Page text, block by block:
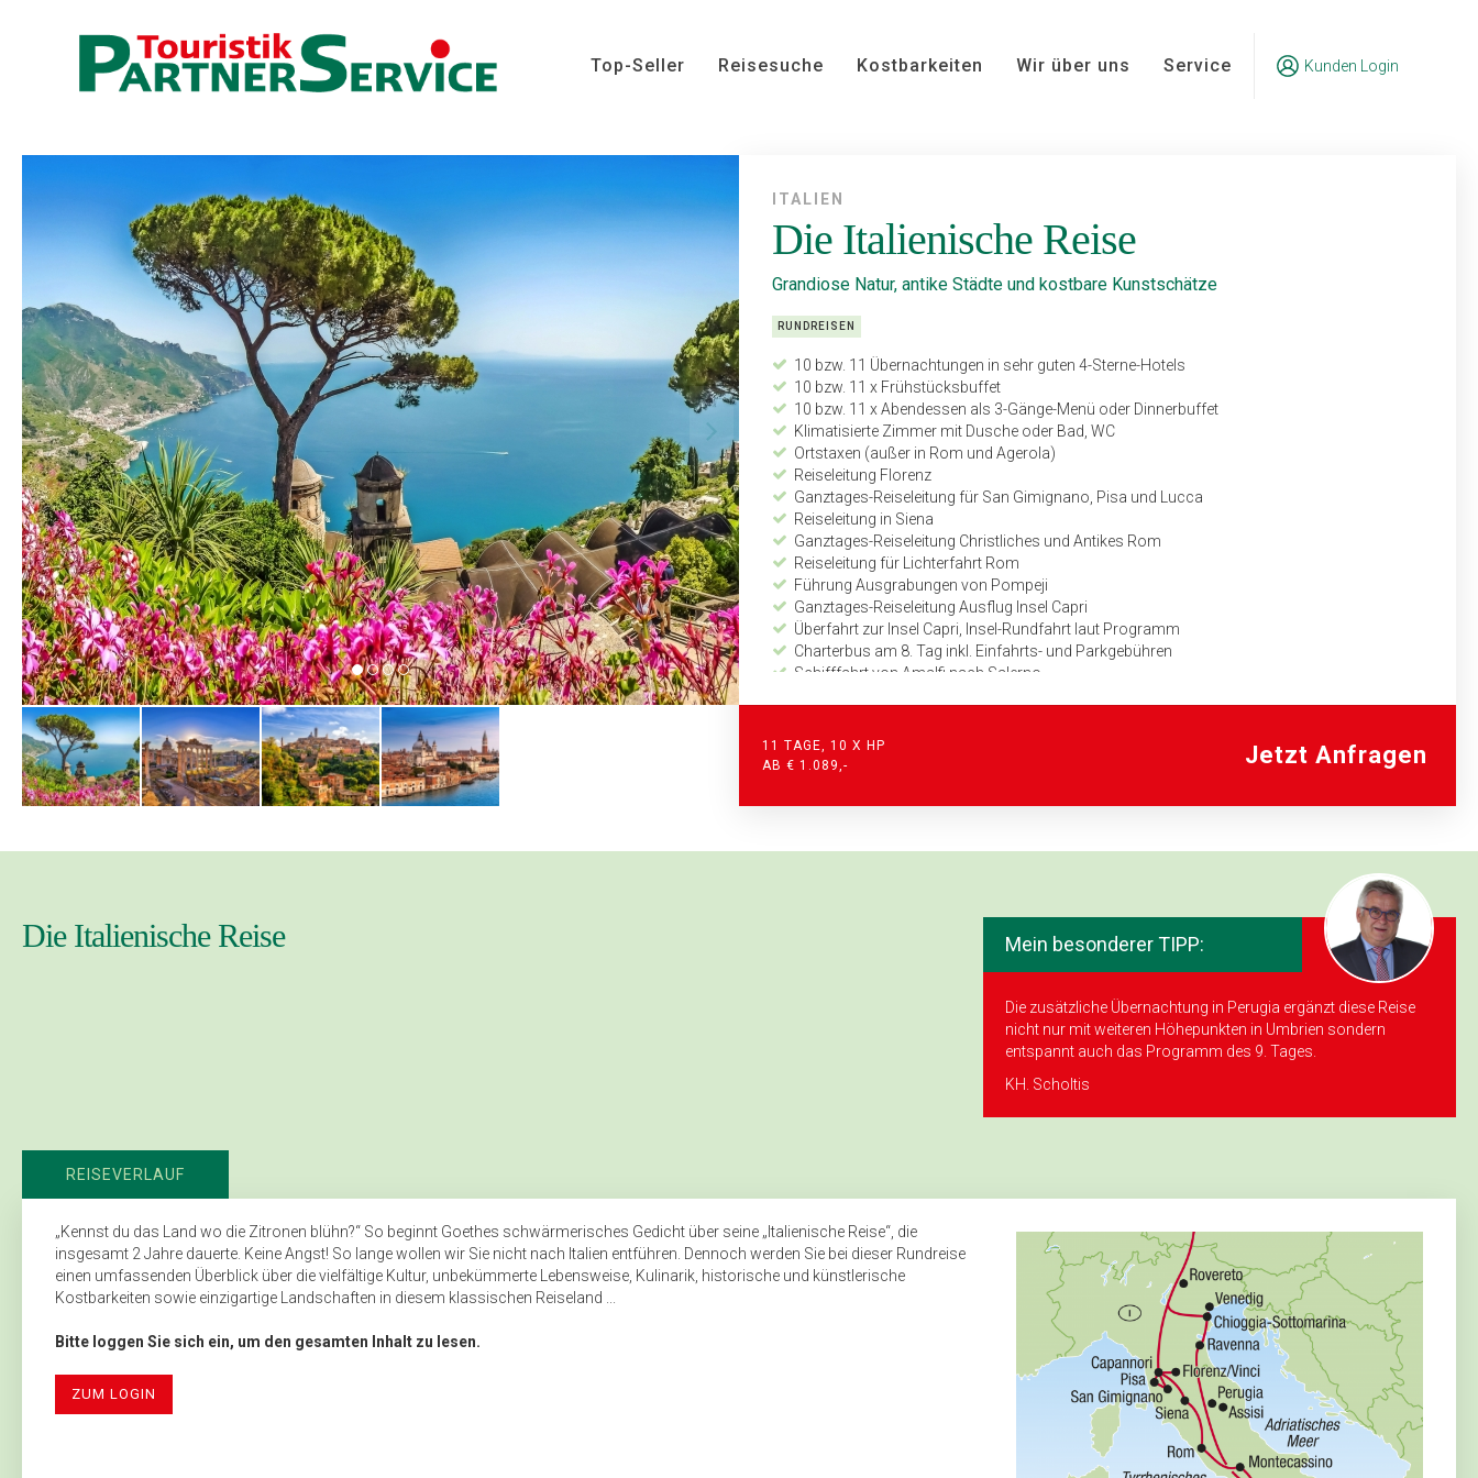
Top-Seller Reisesuche Kostbarkeiten Wir über uns Service Kunden Login
ITALIEN
Die Italienische Reise
Grandiose Natur, antike Städte und kostbare Kunstschätze
RUNDREISEN
10 bzw. 11 Übernachtungen in sehr guten 4-Sterne-Hotels
10 bzw. 11 x Frühstücksbuffet
10 bzw. 11 x Abendessen als 3-Gänge-Menü oder Dinnerbuffet
Klimatisierte Zimmer mit Dusche oder Bad, WC
Ortstaxen (außer in Rom und Agerola)
Reiseleitung Florenz
Ganztages-Reiseleitung für San Gimignano, Pisa und Lucca
Reiseleitung in Siena
Ganztages-Reiseleitung Christliches und Antikes Rom
Reiseleitung für Lichterfahrt Rom
Führung Ausgrabungen von Pompeji
Ganztages-Reiseleitung Ausflug Insel Capri
Überfahrt zur Insel Capri, Insel-Rundfahrt laut Programm
Charterbus am 8. Tag inkl. Einfahrts- und Parkgebühren
Schifffahrt von Amalfi nach Salerno
Reiseleitung Ravenna
Schifffahrt Sottomarina – Venedig und zurück
Detaillierter Programmablauf für das Fahrpersonal des Busunternehmers mit genauem
24-Stunden Notfall-Telefon
Zusatzleistungen Zusatztag Programm I 00307 + I 00308:
1 x Übernachtung im 4-Sterne-Hotel in Perugia
11 TAGE, 10 X HP
AB € 1.089,-
Jetzt Anfragen
Die Italienische Reise Mein besonderer TIPP:
Die zusätzliche Übernachtung in Perugia ergänzt diese Reise
nicht nur mit weiteren Höhepunkten in Umbrien sondern
entspannt auch das Programm des 9. Tages.
KH. Scholtis
REISEVERLAUF
„Kennst du das Land wo die Zitronen blühn?“ So beginnt Goethes schwärmerisches Gedicht über seine „Italienische Reise“, die
insgesamt 2 Jahre dauerte. Keine Angst! So lange wollen wir Sie nicht nach Italien entführen. Dennoch werden Sie bei dieser Rundreise
einen umfassenden Überblick über die vielfältige Kultur, unbekümmerte Lebensweise, Kulinarik, historische und künstlerische
Kostbarkeiten sowie einzigartige Landschaften in diesem klassischen Reiseland ...
Bitte loggen Sie sich ein, um den gesamten Inhalt zu lesen.
ZUM LOGIN